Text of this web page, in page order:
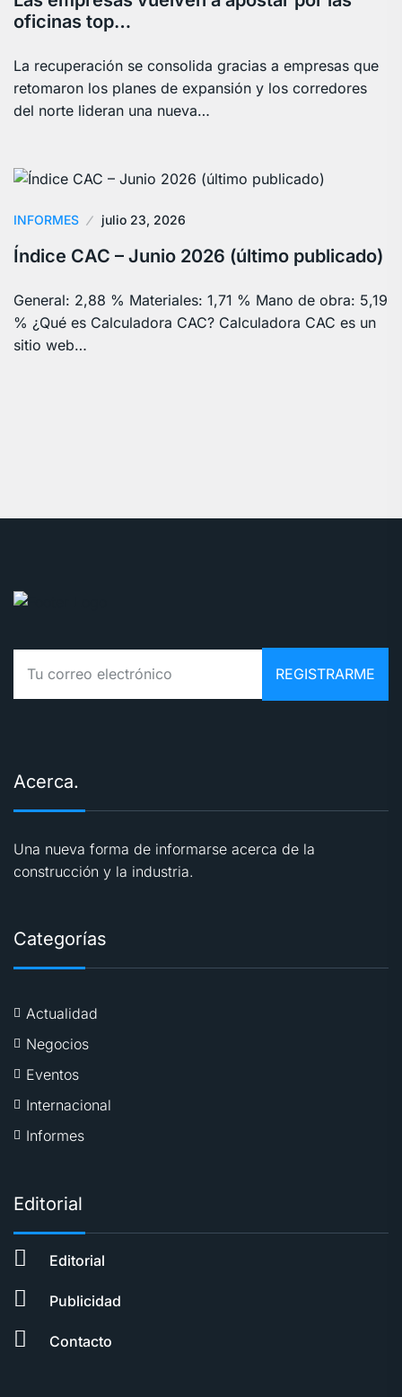
oficinas top…
La recuperación se consolida gracias a empresas que
retomaron los planes de expansión y los corredores
del norte lideran una nueva…
INFORMES julio 23, 2026
Índice CAC – Junio 2026 (último publicado)
General: 2,88 % Materiales: 1,71 % Mano de obra: 5,19
% ¿Qué es Calculadora CAC? Calculadora CAC es un
sitio web…
Acerca.
Una nueva forma de informarse acerca de la
construcción y la industria.
Categorías
Actualidad
Negocios
Eventos
Internacional
Informes
Editorial
Editorial
Publicidad
Contacto